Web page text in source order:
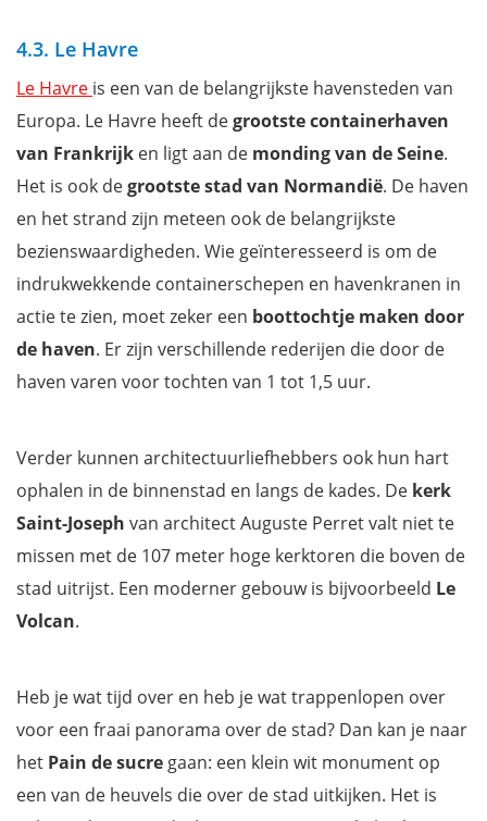
4.3. Le Havre
Le Havre is een van de belangrijkste havensteden van
Europa. Le Havre heeft degrootste containerhaven
van Frankrijk en ligt aan de monding van de Seine.
Het is ook degrootste stad van Normandië. De haven
en het strand zijn meteen ook de belangrijkste
bezienswaardigheden. Wie geïnteresseerd is om de
indrukwekkende containerschepen en havenkranen in
actie te zien, moet zeker een boottochtje maken door
de haven. Er zijn verschillende rederijen die door de
haven varen voor tochten van 1 tot 1,5 uur.
Verder kunnen architectuurliefhebbers ook hun hart
ophalen in de binnenstad en langs de kades. De kerk
Saint-Joseph van architect Auguste Perret valt niet te
missen met de 107 meter hoge kerktoren die boven de
stad uitrijst. Een moderner gebouw is bijvoorbeeld Le
Volcan.
Heb je wat tijd over en heb je wat trappenlopen over
voor een fraai panorama over de stad? Dan kan je naar
het Pain de sucre gaan: een klein wit monument op
een van de heuvels die over de stad uitkijken. Het is